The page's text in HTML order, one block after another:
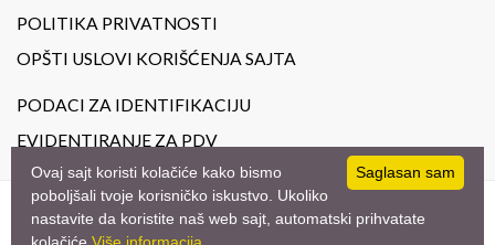
POLITIKA PRIVATNOSTI
OPŠTI USLOVI KORIŠĆENJA SAJTA
PODACI ZA IDENTIFIKACIJU
EVIDENTIRANJE ZA PDV
© 2023JoilArt.- All Rights Reserved. Design bystudio triD
Saglasan sam
Ovaj sajt koristi kolačiće kako bismo
poboljšali tvoje korisničko iskustvo. Ukoliko
nastavite da koristite naš web sajt, automatski prihvatate